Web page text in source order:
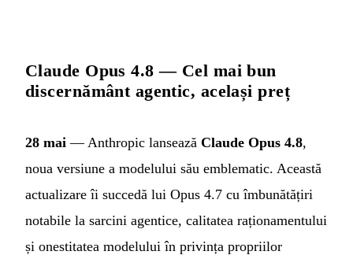
Claude Opus 4.8 — Cel mai bun
discernământ agentic, același preț
28 mai — Anthropic lansează Claude Opus 4.8,
noua versiune a modelului său emblematic. Această
actualizare îi succedă lui Opus 4.7 cu îmbunătățiri
notabile la sarcini agentice, calitatea raționamentului
și onestitatea modelului în privința propriilor